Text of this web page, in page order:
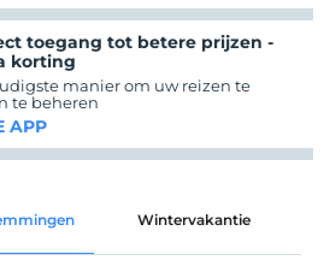
toegang tot betere prijzen -
korting
manier om uw reizen te
te beheren
APP
Wintervakantie